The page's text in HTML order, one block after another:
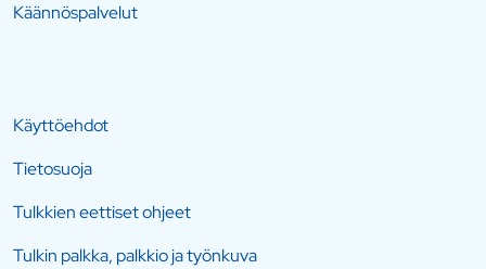
Käännöspalvelut
Käyttöehdot
Tietosuoja
Tulkkien eettiset ohjeet
Tulkin palkka, palkkio ja työnkuva